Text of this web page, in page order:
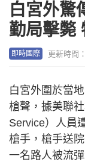
白宮外驚
勤局擊斃
即時國際 更新時間
白宮外圍於當
槍聲，據美聯
Service）人員
槍手，槍手送
一名路人被流